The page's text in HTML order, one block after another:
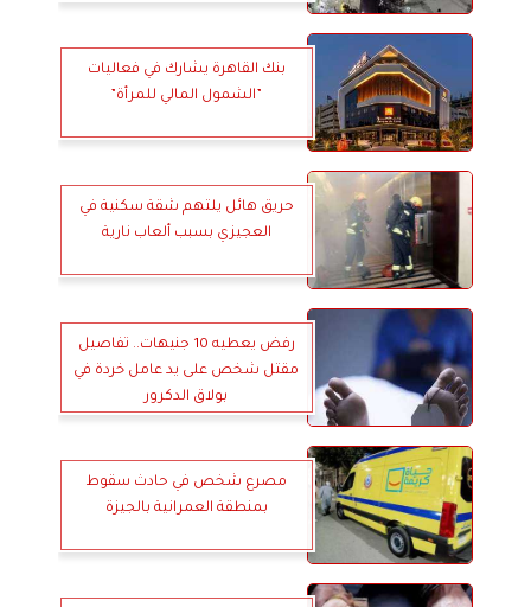
بنك القاهرة يشارك في فعاليات
”الشمول المالي للمرأة”
حريق هائل يلتهم شقة سكنية في
العجيزي بسبب ألعاب نارية
رفض يعطيه 10 جنيهات.. تفاصيل
مقتل شخص على يد عامل خردة في
بولاق الدكرور
مصرع شخص في حادث سقوط
بمنطقة العمرانية بالجيزة